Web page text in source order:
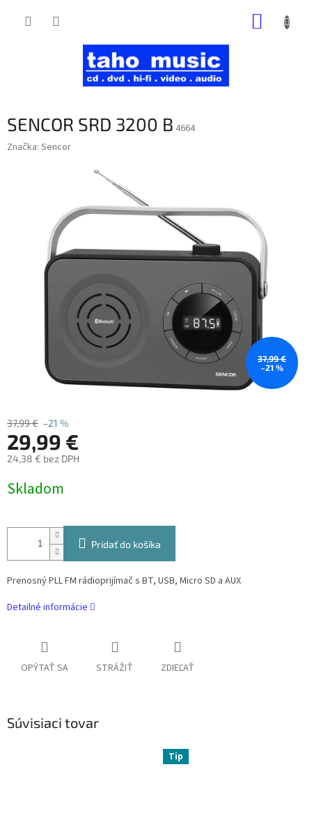
SENCOR SRD 3200 B 4664
Značka: Sencor
37,99 €
–21 %
37,99 € –21 %
29,99 €
24,38 € bez DPH
cena:
Skladom
Pridať do košíka
Prenosný PLL FM rádioprijímač s BT, USB, Micro SD a AUX
Detailné informácie
OPÝTAŤ SA STRÁŽIŤ ZDIEĽAŤ
Súvisiaci tovar
Tip